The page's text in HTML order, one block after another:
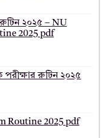
রুটিন ২০২৫ – NU
2025 pdf
পরীক্ষার ‍রুটিন ২০২৫
Routine 2025 pdf